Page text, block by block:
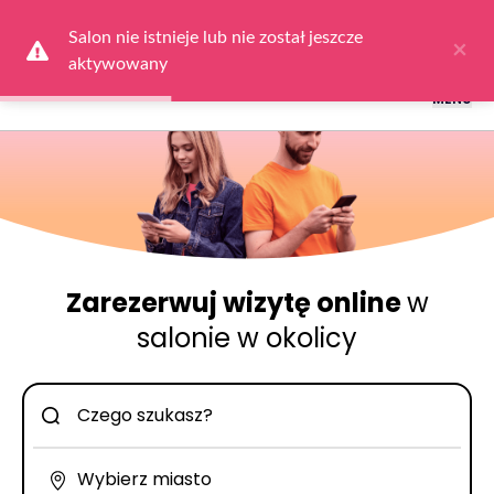
wybierzZaloguj się
MENU
Zarezerwuj wizytę onlinew
salonie w okolicy
Salon nie istnieje lub nie został jeszcze
aktywowany
×